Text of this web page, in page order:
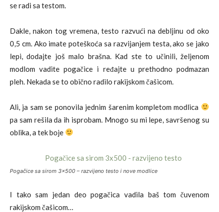
se radi sa testom.
Dakle, nakon tog vremena, testo razvući na debljinu od oko
0,5 cm. Ako imate poteškoća sa razvijanjem testa, ako se jako
lepi, dodajte još malo brašna. Kad ste to učinili, željenom
modlom vadite pogačice i ređajte u prethodno podmazan
pleh. Nekada se to obično radilo rakijskom čašicom.
Ali, ja sam se ponovila jednim šarenim kompletom modlica
pa sam rešila da ih isprobam. Mnogo su mi lepe, savršenog su
oblika, a tek boje
Pogačice sa sirom 3×500 – razvijeno testo i nove modlice
I tako sam jedan deo pogačica vadila baš tom čuvenom
rakijskom čašicom…